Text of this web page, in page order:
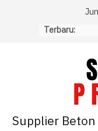
Terbaru:
Supplier